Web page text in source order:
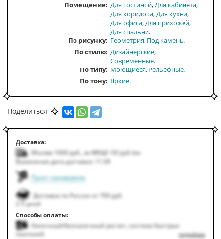
Помещение Для гостиной Для кабинета
Для коридора Для кухни
Для офиса Для прихожей
Для спальни
По рисунку
Геометрия Под камень
По стилю Дизайнерские
Современные
По типу
Моющиеся Рельефные
По тону Яркие
Поделиться
Доставка:
Москва 1000руб. за МКАД +50руб. /км
Возможная дата доставки: 11.09
Пункт самовывоза
Доставка по России от 700 руб.
2-5 дней
Способы оплаты:
Наличный/безналичный расчет, система быстрых
платежей
подробнее